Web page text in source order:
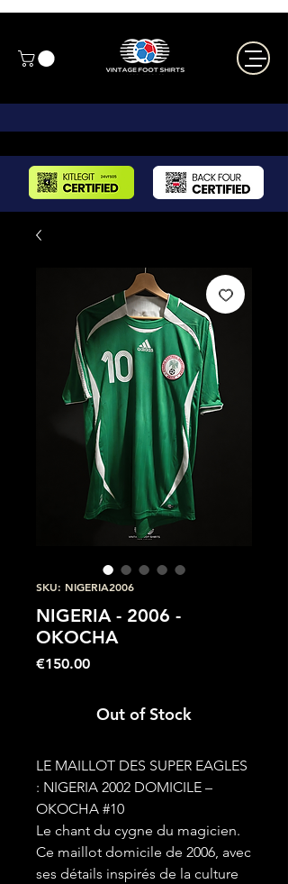
SKU: NIGERIA2006
NIGERIA - 2006 -
OKOCHA
€150.00Price
Out of Stock
LE MAILLOT DES SUPER EAGLES
: NIGERIA 2002 DOMICILE –
OKOCHA #10
Le chant du cygne du magicien.
Ce maillot domicile de 2006, avec
ses détails inspirés de la culture